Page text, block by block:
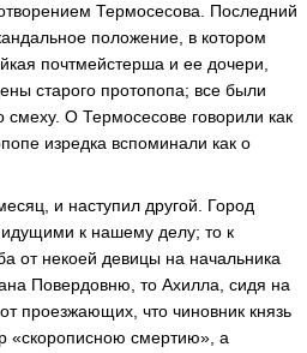
Термосесова. Последний
положение, в котором
почтмейстерша и ее дочери,
старого протопопа; все были
О Термосесове говорили как
изредка вспоминали как о
и наступил другой. Город
к нашему делу; то к
от некоей девицы на начальника
Повердовню, то Ахилла, сидя на
проезжающих, что чиновник князь
«скорописною смертию», а